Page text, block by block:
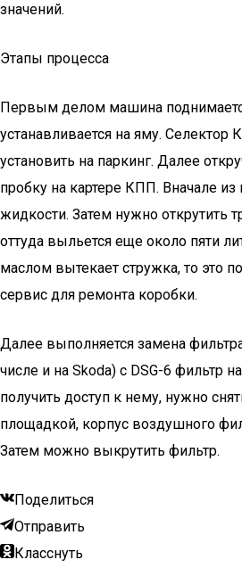
значений.
Этапы процесса
Первым делом машина
устанавливается на яму. Селектор
установить на паркинг. Далее
пробку на картере КПП. Вначале
жидкости. Затем нужно открутить
оттуда выльется еще около пяти
маслом вытекает стружка, то это
сервис для ремонта коробки.
Далее выполняется замена
числе и на Skoda) с DSG-6 фильтр
получить доступ к нему, нужно
площадкой, корпус воздушного
Затем можно выкрутить фильтр.
Поделиться
Отправить
Класснуть